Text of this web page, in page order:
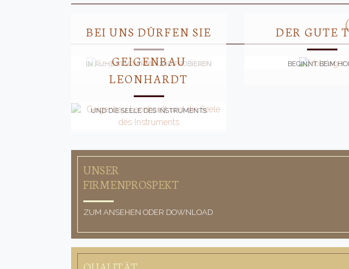
BEI UNS DÜRFEN SIE
IN RUHE STUDIEREN UND PROBIEREN
DER GUTE
BEGINNT BEIM
GEIGENBAU
LEONHARDT
UND DIE SEELE DES INSTRUMENTS
UNSER
FIRMENPROSPEKT
ZUM ANSEHEN ODER DOWNLOAD